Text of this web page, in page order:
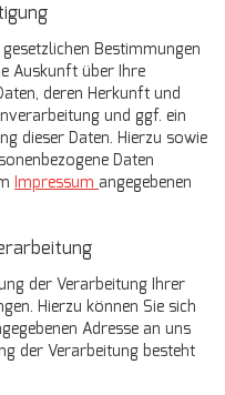
Bestimmungen
Auskunft über Ihre
deren Herkunft und
und ggf. ein
dieser Daten. Hierzu sowie
Daten
Impressum angegebenen
der Verarbeitung Ihrer
Hierzu können Sie sich
Adresse an uns
der Verarbeitung besteht